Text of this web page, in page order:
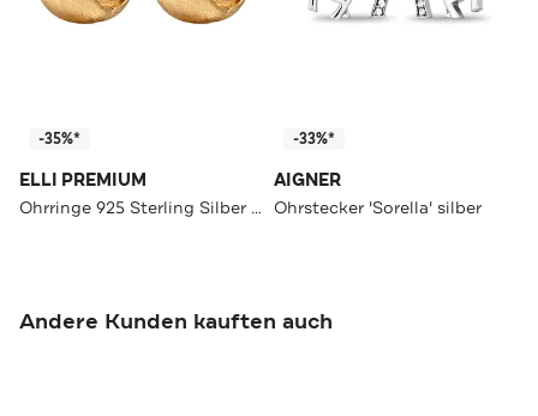
-35%*
ELLI PREMIUM
Ohrringe 925 Sterling Silber Gold
-33%*
AIGNER
Ohrstecker 'Sorella' silber
Andere Kunden kauften auch